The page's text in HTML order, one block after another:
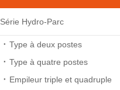
Série Hydro-Parc
Type à deux postes
Type à quatre postes
Empileur triple et quadruple